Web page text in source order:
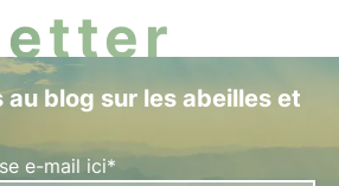
blog sur les abeilles et
e-mail ici*